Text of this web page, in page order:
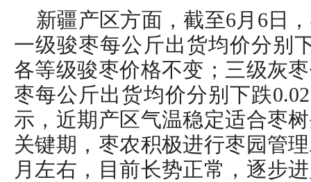
新疆产区方面，截至6月6日
一级骏枣每公斤出货均价分别
各等级骏枣价格不变；三级灰
枣每公斤出货均价分别下跌
示，近期产区气温稳定适合枣
关键期，枣农积极进行枣园管
月左右，目前长势正常，逐步